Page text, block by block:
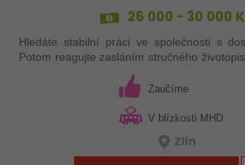
26 000 - 30 000
Hledáte stabilní práci ve společnosti s
Potom reagujte zasláním stručného
Zaučíme
V blízkosti MHD
Zlín